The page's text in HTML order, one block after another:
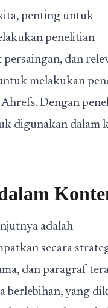
penting untuk
penelitian
dan
melakukan
Dengan
digunakan dalam
adalah
secara
dan paragraf
berlebihan, yang